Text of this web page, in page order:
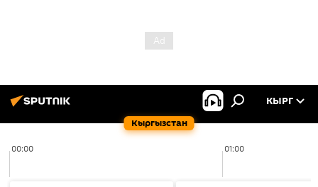
Кыргызстан
КЫРГ
00:00 01:00